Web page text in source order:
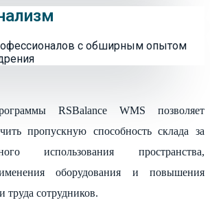
с обширным опытом
RSBalance WMS позволяет
пропускную способность склада за
использования пространства,
оборудования и повышения
труда сотрудников.